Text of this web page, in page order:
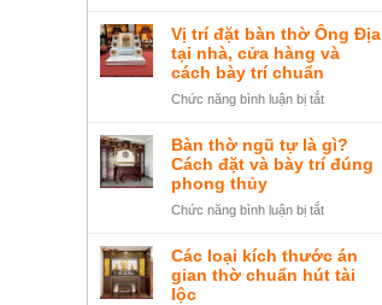
các
mẫu
đẹp
sang
Vị trí đặt bàn thờ Ông Địa
tại nhà, cửa hàng và
cách bày trí chuẩn
Chức năng bình luận bị tắtở
trí
đặt
tại
nhà,
Bàn thờ ngũ tự là gì?
Cách đặt và bày trí đúng
phong thủy
Chức năng bình luận bị tắtở
thờ
ngũ
Các loại kích thước án
gian thờ chuẩn hút tài
lộc